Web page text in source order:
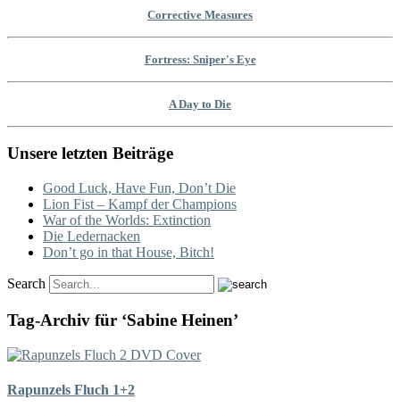
Corrective Measures
Fortress: Sniper's Eye
A Day to Die
Unsere letzten Beiträge
Good Luck, Have Fun, Don’t Die
Lion Fist – Kampf der Champions
War of the Worlds: Extinction
Die Ledernacken
Don’t go in that House, Bitch!
Search
Tag-Archiv für ‘Sabine Heinen’
Rapunzels Fluch 1+2